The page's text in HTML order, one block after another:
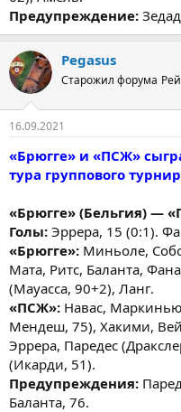
Предупреждение:
Pegasus
Старожил форума
16.09.2021
«Брюгге» и «ПСЖ»
тура группового
«Брюгге» (Бельгия) —
Голы: Эррера, 15 (0:1).
«Брюгге»: Миньоле,
Мата, Ритс, Баланта,
(Мауасса, 90+2), Ланг.
«ПСЖ»: Навас,
Мендеш, 75), Хакими,
Эррера, Паредес
(Икарди, 51).
Предупреждения:
Баланта, 76.